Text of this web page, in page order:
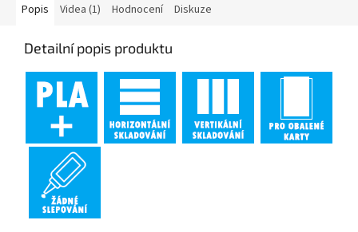
Popis Videa (1) Hodnocení Diskuze
Detailní popis produktu